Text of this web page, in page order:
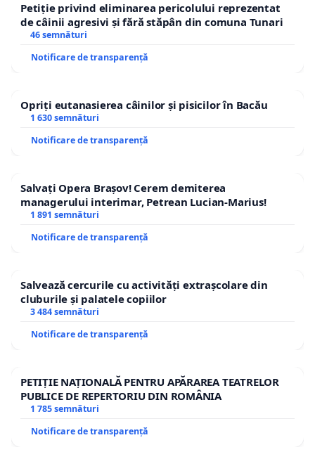
Petiție privind eliminarea pericolului reprezentat
de câinii agresivi și fără stăpân din comuna Tunari
46 semnături
Notificare de transparență
Opriți eutanasierea câinilor și pisicilor în Bacău
1 630 semnături
Notificare de transparență
Salvați Opera Brașov! Cerem demiterea
managerului interimar, Petrean Lucian-Marius!
1 891 semnături
Notificare de transparență
Salvează cercurile cu activități extrașcolare din
cluburile și palatele copiilor
3 484 semnături
Notificare de transparență
PETIȚIE NAȚIONALĂ PENTRU APĂRAREA TEATRELOR
PUBLICE DE REPERTORIU DIN ROMÂNIA
1 785 semnături
Notificare de transparență